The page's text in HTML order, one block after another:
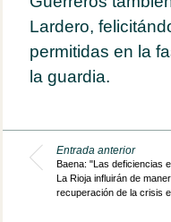
Lardero,
permitidas en la
la guardia.
Entrada anterior
Baena: "Las deficiencias
La Rioja influirán de
recuperación de la crisis